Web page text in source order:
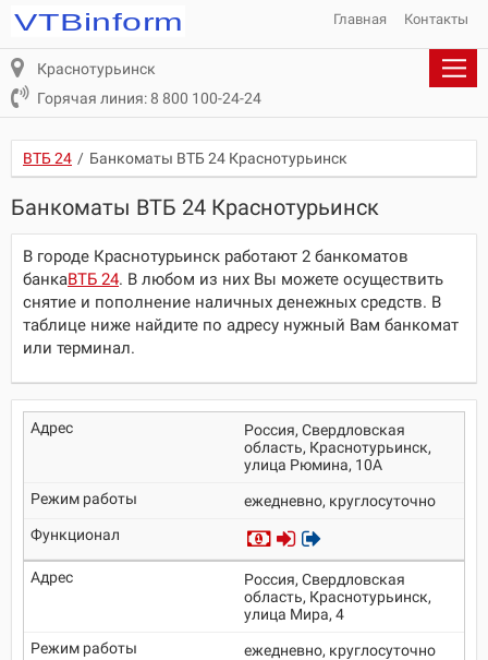
Главная Контакты
Краснотурьинск
Горячая линия: 8 800 100-24-24
ВТБ 24 / Банкоматы ВТБ 24 Краснотурьинск
Банкоматы ВТБ 24 Краснотурьинск
В городе Краснотурьинск работают 2 банкоматов
банкаВТБ 24. В любом из них Вы можете осуществить
снятие и пополнение наличных денежных средств. В
таблице ниже найдите по адресу нужный Вам банкомат
или терминал.
Россия, Свердловская
область, Краснотурьинск,
улица Рюмина, 10А
ежедневно, круглосуточно
Россия, Свердловская
область, Краснотурьинск,
улица Мира, 4
ежедневно, круглосуточно